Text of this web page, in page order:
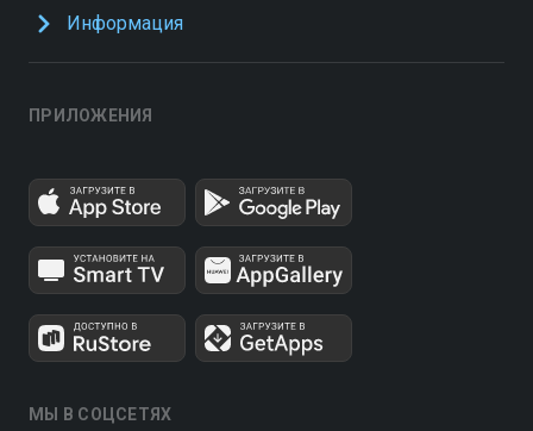
Информация
ПРИЛОЖЕНИЯ
МЫ В СОЦСЕТЯХ